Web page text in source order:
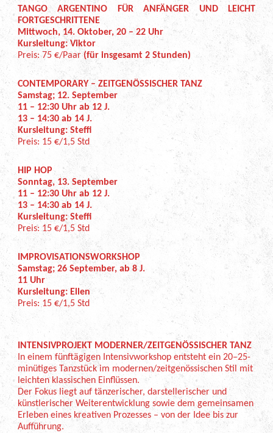
TANGO ARGENTINO FÜR ANFÄNGER UND LEICHT
FORTGESCHRITTENE
Mittwoch, 14. Oktober, 20 – 22 Uhr
Kursleitung: Viktor
Preis: 75 €/Paar (für insgesamt 2 Stunden)
CONTEMPORARY – ZEITGENÖSSISCHER TANZ
Samstag; 12. September
11 – 12:30 Uhr ab 12 J.
13 – 14:30 ab 14 J.
Kursleitung: Steffi
Preis: 15 €/1,5 Std
HIP HOP
Sonntag, 13. September
11 – 12:30 Uhr ab 12 J.
13 – 14:30 ab 14 J.
Kursleitung: Steffi
Preis: 15 €/1,5 Std
IMPROVISATIONSWORKSHOP
Samstag; 26 September, ab 8 J.
11 Uhr
Kursleitung: Ellen
Preis: 15 €/1,5 Std
INTENSIVPROJEKT MODERNER/ZEITGENÖSSISCHER TANZ
In einem fünftägigen Intensivworkshop entsteht ein 20–25-
minütiges Tanzstück im modernen/zeitgenössischen Stil mit
leichten klassischen Einflüssen.
Der Fokus liegt auf tänzerischer, darstellerischer und
künstlerischer Weiterentwicklung sowie dem gemeinsamen
Erleben eines kreativen Prozesses – von der Idee bis zur
Aufführung.